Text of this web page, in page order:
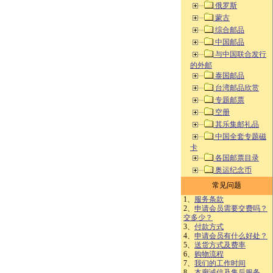
俄罗斯
蒙古
综合邮品
中国邮品
与中国联合发行
的外邮
泰国邮品
台湾邮品欣赏
专题邮票
空册
其乐集邮礼品
中国全套专题磁
卡
各国邮票目录
奥运纪念币
常见问题
1、 服务条款
2、 申请会员需要交费吗？
交多少？
3、 付款方式
4、 申请会员有什么好处？
5、 送货方式及费率
6、 购物流程
7、 我们的工作时间